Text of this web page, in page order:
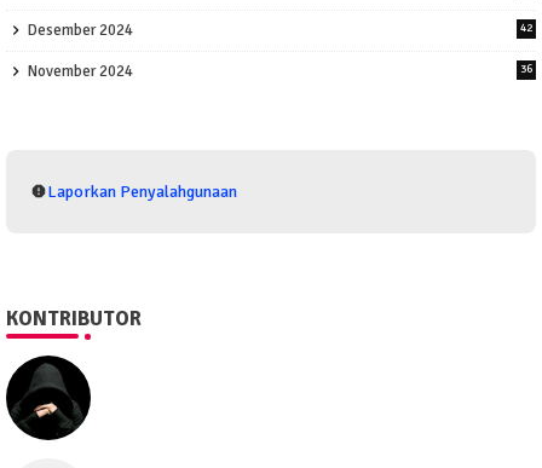
Desember 2024 42
November 2024 36
Laporkan Penyalahgunaan
KONTRIBUTOR